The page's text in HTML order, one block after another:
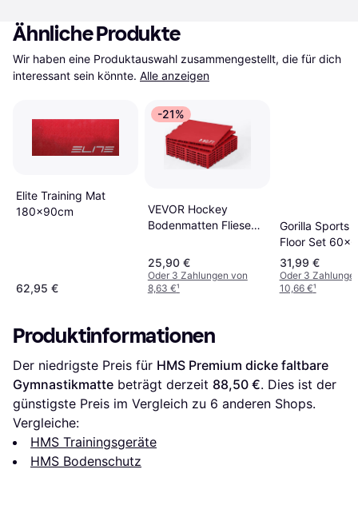
Ähnliche Produkte
Wir haben eine Produktauswahl zusammengestellt, die für dich
interessant sein könnte. Alle anzeigen
Elite Training Mat
180x90cm
62,95 €
-21%
VEVOR Hockey
Bodenmatten Fliesen
8er-Pack
25,90 €
Oder 3 Zahlungen von
8,63 €¹
Gorilla Sports
Floor Set
31,99 €
Oder 3
10,66 €¹
Produktinformationen
Der niedrigste Preis für HMS Premium dicke faltbare
Gymnastikmatte beträgt derzeit 88,50 €. Dies ist der
günstigste Preis im Vergleich zu 6 anderen Shops.
Vergleiche:
HMS Trainingsgeräte
HMS Bodenschutz